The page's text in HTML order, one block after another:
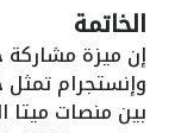
الخاتمة
إن ميزة مشاركة
وإنستجرام
بين منصات ميتا